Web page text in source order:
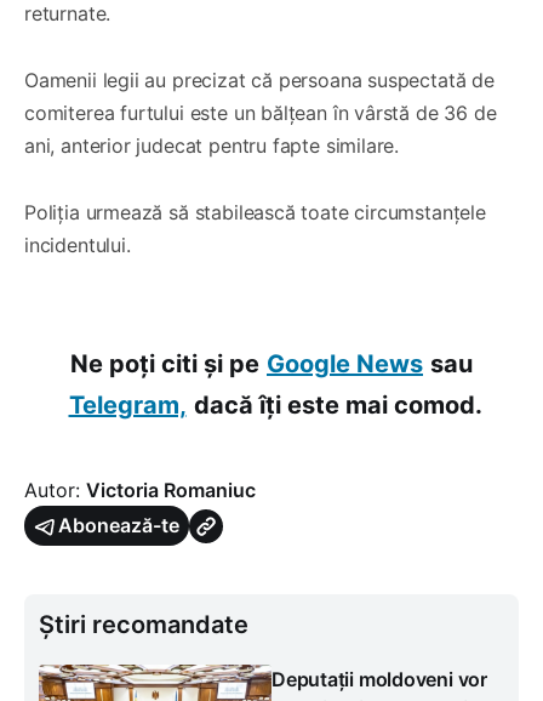
returnate.
Oamenii legii au precizat că persoana suspectată de
comiterea furtului este un bălțean în vârstă de 36 de
ani, anterior judecat pentru fapte similare.
Poliția urmează să stabilească toate circumstanțele
incidentului.
Ne poți citi și pe Google News sau
Telegram, dacă îți este mai comod.
Autor: Victoria Romaniuc
Abonează-te
Știri recomandate
Deputații moldoveni vor